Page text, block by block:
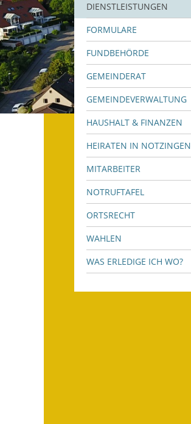
DIENSTLEISTUNGEN
FORMULARE
FUNDBEHÖRDE
GEMEINDERAT
GEMEINDEVERWALTUNG
HAUSHALT & FINANZEN
HEIRATEN IN NOTZINGEN
MITARBEITER
NOTRUFTAFEL
ORTSRECHT
WAHLEN
WAS ERLEDIGE ICH WO?